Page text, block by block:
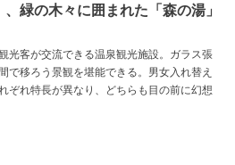
緑の木々に囲まれた「森の湯」
光客が交流できる温泉観光施設。ガラス張
で移ろう景観を堪能できる。男女入れ替え
ぞれ特長が異なり、どちらも目の前に幻想